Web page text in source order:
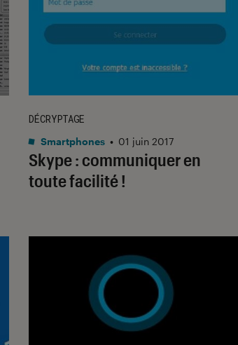
Skype : communiquer en
toute facilité !
DÉCRYPTAGE
Smartphones • 01 juin 2017